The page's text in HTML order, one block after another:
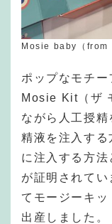
Mosie baby（from
ポップなモチ
Mosie Kit（ザ
ながら人工授
精液を注入する
に注入する方法
が証明されて
てモージーキ
出産しました。